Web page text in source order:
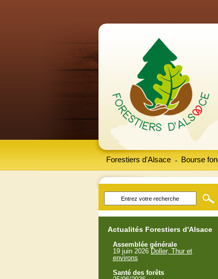
Forestiers d'Alsace Bourse
-
Actualités Forestiers d'Alsace
Assemblée générale
19 juin 2026 Doller, Thur et
environs
Santé des forêts